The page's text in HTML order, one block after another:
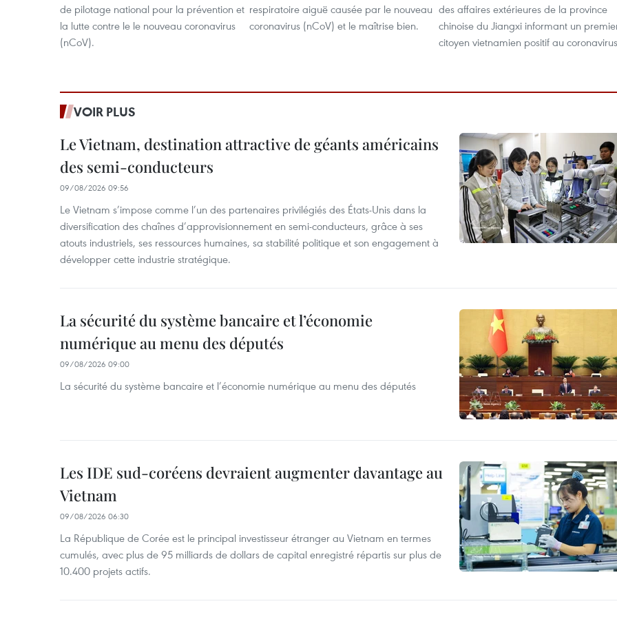
de pilotage national pour la prévention et
la lutte contre le le nouveau coronavirus
(nCoV).
respiratoire aiguë causée par le nouveau
coronavirus (nCoV) et le maîtrise bien.
des affaires extérieures de la province
chinoise du Jiangxi informant un
citoyen vietnamien positif au
VOIR PLUS
Le Vietnam, destination attractive de géants américains
des semi-conducteurs
09/08/2026 09:56
Le Vietnam s’impose comme l’un des partenaires privilégiés des États-Unis dans la
diversification des chaînes d’approvisionnement en semi-conducteurs, grâce à ses
atouts industriels, ses ressources humaines, sa stabilité politique et son engagement à
développer cette industrie stratégique.
La sécurité du système bancaire et l’économie
numérique au menu des députés
09/08/2026 09:00
La sécurité du système bancaire et l’économie numérique au menu des députés
Les IDE sud-coréens devraient augmenter davantage au
Vietnam
09/08/2026 06:30
La République de Corée est le principal investisseur étranger au Vietnam en termes
cumulés, avec plus de 95 milliards de dollars de capital enregistré répartis sur plus de
10.400 projets actifs.